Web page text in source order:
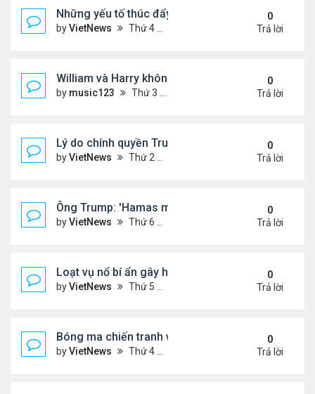
Những yếu tố thúc đẩy Thái Lan - Campuchia
byVietNews Thứ 4 Tháng 7 30, 2025 5:43 pm
0
Trả lời
William và Harry không thừa kế nơi mẹ yên nghỉ!
by music123 Thứ 3 Tháng 7 29, 2025 5:03 pm
0
Trả lời
Lý do chính quyền Trump khó truy tố ông Obama
byVietNews Thứ 2 Tháng 7 28, 2025 5:24 pm
0
Trả lời
Ông Trump: 'Hamas muốn chết thay vì ngừng bắn'
byVietNews Thứ 6 Tháng 7 25, 2025 5:40 pm
0
Trả lời
Loạt vụ nổ bí ẩn gây hoang mang ở Iran
byVietNews Thứ 5 Tháng 7 24, 2025 3:50 pm
0
Trả lời
Bóng ma chiến tranh với Israel ám ảnh người Iran
byVietNews Thứ 4 Tháng 7 23, 2025 5:32 pm
0
Trả lời